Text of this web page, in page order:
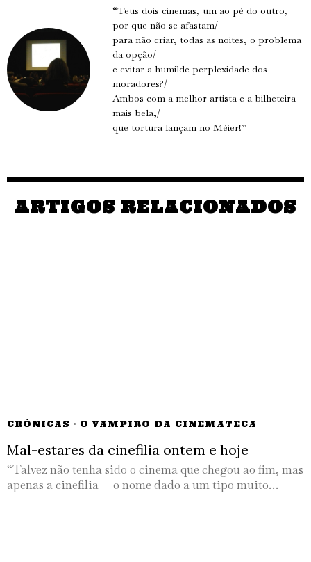
“Teus dois cinemas, um ao pé do outro,
por que não se afastam/
para não criar, todas as noites, o problema
da opção/
e evitar a humilde perplexidade dos
moradores?/
Ambos com a melhor artista e a bilheteira
mais bela,/
que tortura lançam no Méier!”
ARTIGOS RELACIONADOS
CRÓNICAS · O VAMPIRO DA CINEMATECA
Mal-estares da cinefilia ontem e hoje
“Talvez não tenha sido o cinema que chegou ao fim, mas
apenas a cinefilia — o nome dado a um tipo muito…